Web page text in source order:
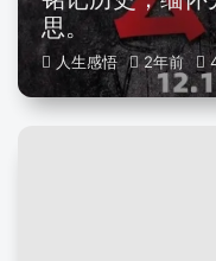
思。
人生感悟 2年前